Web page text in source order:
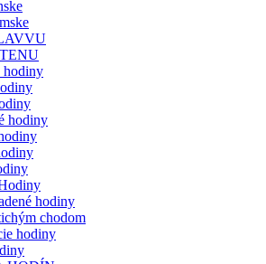
hodiny
hodiny
hodiny
chodom
hodiny